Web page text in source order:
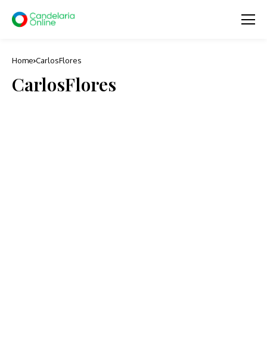
Home CarlosFlores
CarlosFlores